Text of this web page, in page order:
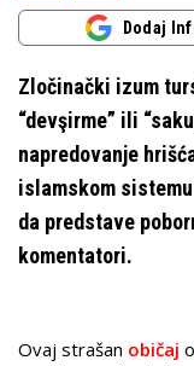
Dodaj
Zločinački izum
“devşirme” ili
napredovanje
islamskom
da predstave
komentatori.
Ovaj strašan običaj